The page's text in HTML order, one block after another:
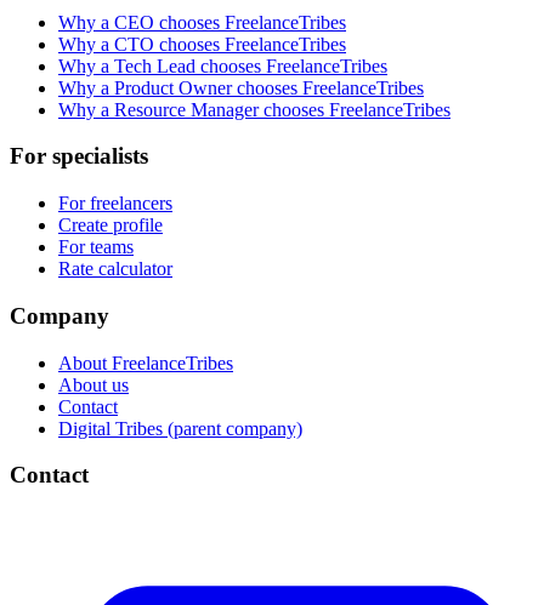
Why a CEO chooses FreelanceTribes
Why a CTO chooses FreelanceTribes
Why a Tech Lead chooses FreelanceTribes
Why a Product Owner chooses FreelanceTribes
Why a Resource Manager chooses FreelanceTribes
For specialists
For freelancers
Create profile
For teams
Rate calculator
Company
About FreelanceTribes
About us
Contact
Digital Tribes (parent company)
Contact